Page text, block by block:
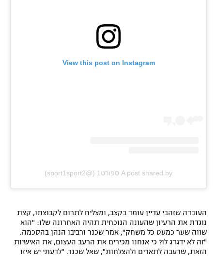
View this post on Instagram
A post shared by ספורט1 (@sport1sport2)
העובדה שזהבי עדיין עומד בקצב, ומצליח לתרום לקבוצתו, קצת
נוגדת את הרעיון שהעונה הנוכחית תהיה האחרונה שלו: "הוא
שווה שער כמעט כל משחק", אמר שכנר ורביבו הנהן בהסכמה.
"זה לא ידגדג לו? כי אנחנו מכירים את הרעב העצום, את האישיות
הזאת, שרעבה לתארים ולהצלחות", שאל שכנר. "לדעתי יש איזו